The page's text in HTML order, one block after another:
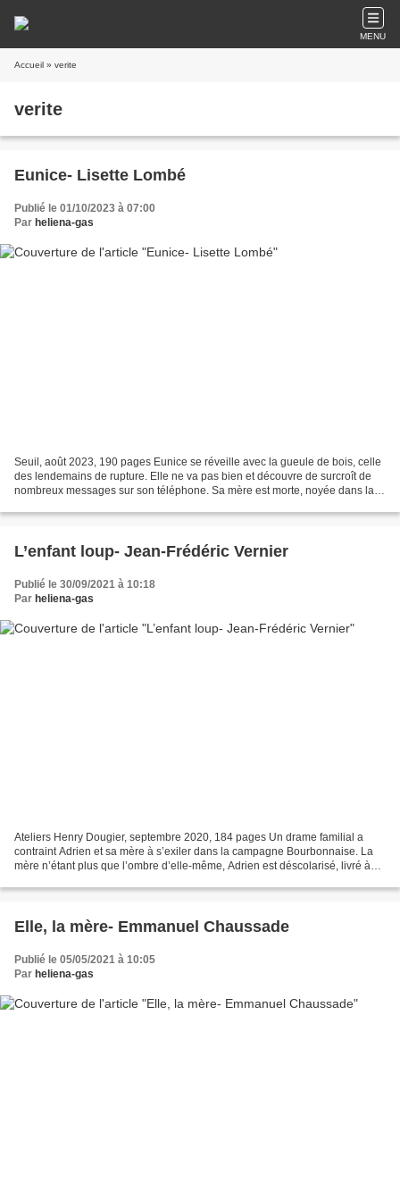
MENU
Accueil » verite
verite
Eunice- Lisette Lombé
Publié le 01/10/2023 à 07:00
Par heliena-gas
Seuil, août 2023, 190 pages Eunice se réveille avec la gueule de bois, celle
des lendemains de rupture. Elle ne va pas bien et découvre de surcroît de
nombreux messages sur son téléphone. Sa mère est morte, noyée dans la
L’enfant loup- Jean-Frédéric Vernier
Publié le 30/09/2021 à 10:18
Par heliena-gas
Ateliers Henry Dougier, septembre 2020, 184 pages Un drame familial a
contraint Adrien et sa mère à s’exiler dans la campagne Bourbonnaise. La
mère n’étant plus que l’ombre d’elle-même, Adrien est déscolarisé, livré à
Elle, la mère- Emmanuel Chaussade
Publié le 05/05/2021 à 10:05
Par heliena-gas